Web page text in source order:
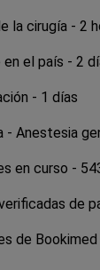
la cirugía - 2
en el país - 2
- 1 días
- Anestesia
en curso -
de
de Bookimed